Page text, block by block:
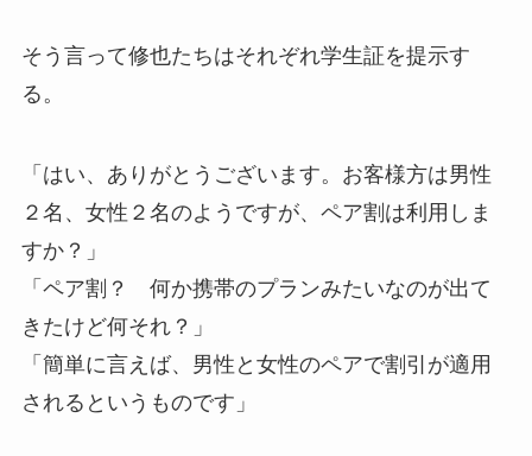
そう言って修也たちはそれぞれ学生証を提示す
る。
「はい、ありがとうございます。お客様方は男性
２名、女性２名のようですが、ペア割は利用しま
すか？」
「ペア割？ 何か携帯のプランみたいなのが出て
きたけど何それ？」
「簡単に言えば、男性と女性のペアで割引が適用
されるというものです」